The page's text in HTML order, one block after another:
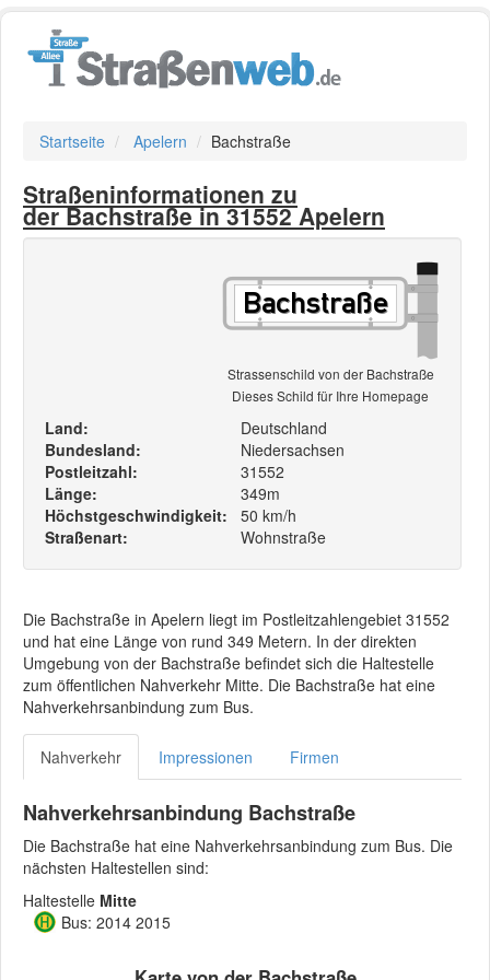
Startseite Apelern Bachstraße
Straßeninformationen zu
der Bachstraße in 31552 Apelern
Strassenschild von der Bachstraße
Dieses Schild für Ihre Homepage
Land:
Deutschland
Bundesland:
Niedersachsen
Postleitzahl:
31552
Länge:
349m
Höchstgeschwindigkeit:
50 km/h
Straßenart:
Wohnstraße
Die Bachstraße in Apelern liegt im Postleitzahlengebiet 31552
und hat eine Länge von rund 349 Metern. In der direkten
Umgebung von der Bachstraße befindet sich die Haltestelle
zum öffentlichen Nahverkehr Mitte. Die Bachstraße hat eine
Nahverkehrsanbindung zum Bus.
Nahverkehr Impressionen Firmen
Nahverkehrsanbindung Bachstraße
Die Bachstraße hat eine Nahverkehrsanbindung zum Bus. Die
nächsten Haltestellen sind:
Haltestelle Mitte
Bus: 2014 2015